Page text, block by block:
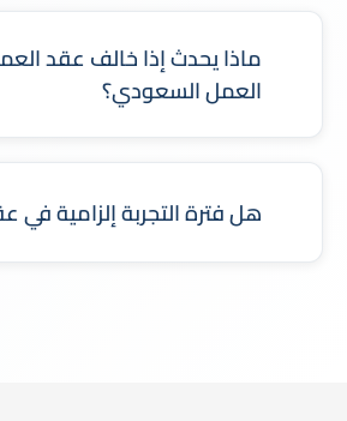
نعم، يسمح النظام بعقود محددة
المدة وفقًا لما يحدده الطرفان
العمل.
ماذا يحدث إذا خالف عقد
العمل السعودي؟
أي بند يخالف نظام العمل يُعد
صاحب العمل للمساءلة القانونية أو
هل فترة التجربة إلزامية في